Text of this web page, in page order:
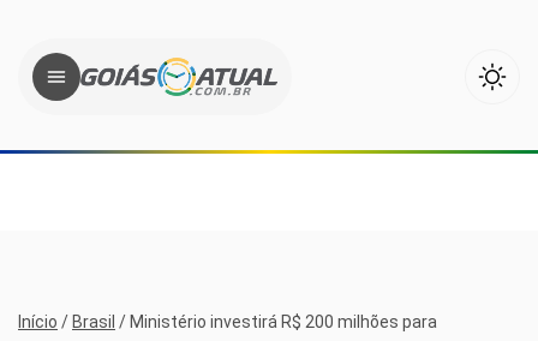
Início / Brasil / Ministério investirá R$ 200 milhões para